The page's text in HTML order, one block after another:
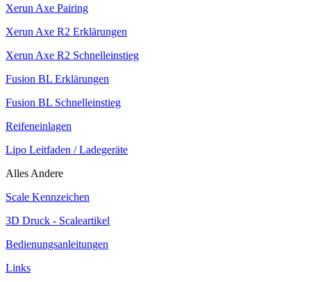
Xerun Axe Pairing
Xerun Axe R2 Erklärungen
Xerun Axe R2 Schnelleinstieg
Fusion BL Erklärungen
Fusion BL Schnelleinstieg
Reifeneinlagen
Lipo Leitfaden / Ladegeräte
Alles Andere
Scale Kennzeichen
3D Druck - Scaleartikel
Bedienungsanleitungen
Links